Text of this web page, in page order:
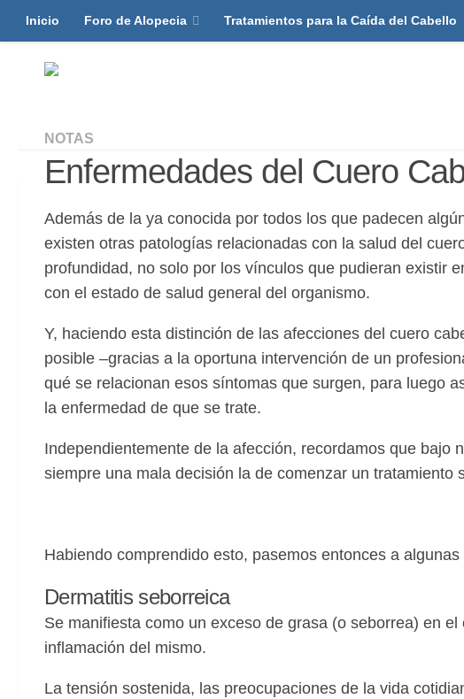
Inicio Foro de Alopecia Tratamientos para la Caída del Cabello
NOTAS
Enfermedades del Cuero
Además de la ya conocida por todos los que padecen
existen otras patologías relacionadas con la salud del
profundidad, no solo por los vínculos que pudieran existir
con el estado de salud general del organismo.
Y, haciendo esta distinción de las afecciones del cuero
posible –gracias a la oportuna intervención de un
qué se relacionan esos síntomas que surgen, para luego
la enfermedad de que se trate.
Independientemente de la afección, recordamos que bajo
siempre una mala decisión la de comenzar un
Habiendo comprendido esto, pasemos entonces a
Dermatitis seborreica
Se manifiesta como un exceso de grasa (o seborrea) en
inflamación del mismo.
La tensión sostenida, las preocupaciones de la vida